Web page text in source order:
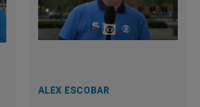
ALEX ESCOBAR